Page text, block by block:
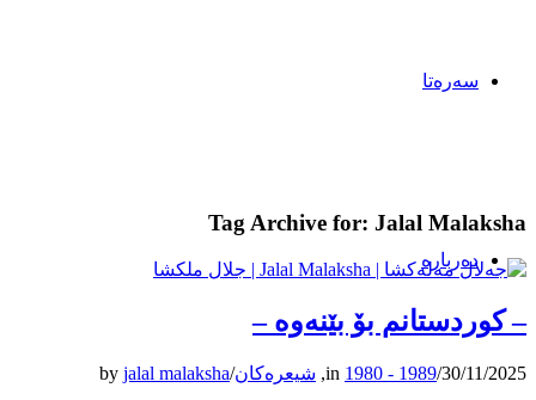
سەرەتا
دەربارە
Tag Archive for: Jalal Malaksha
– کوردستانم بۆ بێنەوە –
30/11/2025
/
in 1980 - 1989
, شیعرەکان/
by jalal malaksha